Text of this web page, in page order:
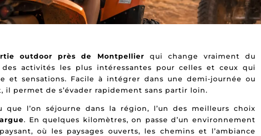
outdoor près de Montpellier qui change vraiment du
activités les plus intéressantes pour celles et ceux qui
et sensations. Facile à intégrer dans une demi-journée ou
il permet de s’évader rapidement sans partir loin.
l’on séjourne dans la région, l’un des meilleurs choix
. En quelques kilomètres, on passe d’un environnement
où les paysages ouverts, les chemins et l’ambiance